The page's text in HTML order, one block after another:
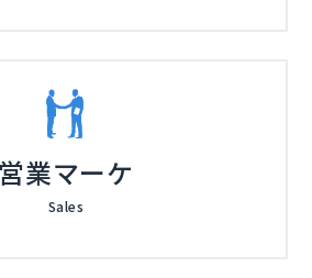
営業マーケ
Sales